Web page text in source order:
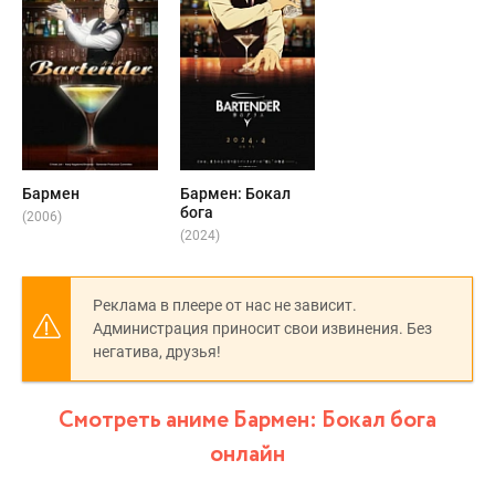
Бармен
(2006)
Бармен: Бокал
бога
(2024)
Реклама в плеере от нас не зависит.
Администрация приносит свои извинения. Без
негатива, друзья!
Смотреть аниме Бармен: Бокал бога
онлайн